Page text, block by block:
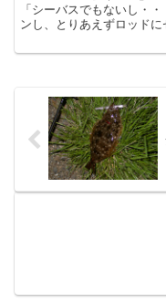
「シーバスでもないし・
ンし、とりあえずロッドに